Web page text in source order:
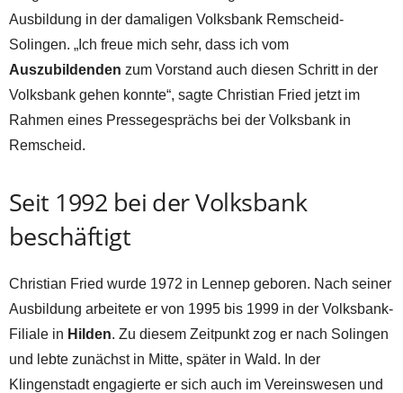
Ausbildung in der damaligen Volksbank Remscheid-
Solingen. „Ich freue mich sehr, dass ich vom
Auszubildenden zum Vorstand auch diesen Schritt in der
Volksbank gehen konnte“, sagte Christian Fried jetzt im
Rahmen eines Pressegesprächs bei der Volksbank in
Remscheid.
Seit 1992 bei der Volksbank
beschäftigt
Christian Fried wurde 1972 in Lennep geboren. Nach seiner
Ausbildung arbeitete er von 1995 bis 1999 in der Volksbank-
Filiale in Hilden. Zu diesem Zeitpunkt zog er nach Solingen
und lebte zunächst in Mitte, später in Wald. In der
Klingenstadt engagierte er sich auch im Vereinswesen und